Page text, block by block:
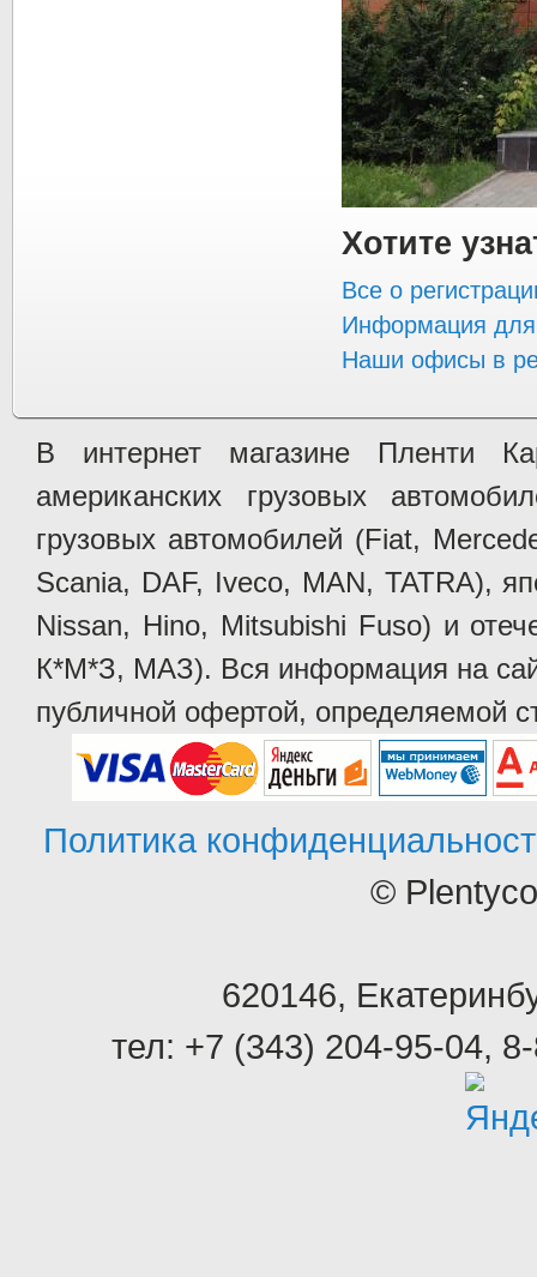
Хотите
Все о
Информация для
Наши офисы в
В интернет магазине Пленти
американских грузовых
грузовых автомобилей (Fiat,
Scania, DAF, Iveco, MAN, TATRA),
Nissan, Hino, Mitsubishi Fuso) и
К*М*З, МАЗ). Вся информация на
публичной офертой, определяемой
Политика
©
620146,
тел: +7 (343) 204-95-04,